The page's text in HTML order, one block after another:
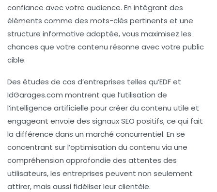
confiance avec votre audience. En intégrant des
éléments comme des mots-clés pertinents et une
structure informative adaptée, vous maximisez les
chances que votre contenu résonne avec votre public
cible.
Des études de cas d’entreprises telles qu’EDF et
IdGarages.com montrent que l’utilisation de
l’intelligence artificielle pour créer du contenu utile et
engageant envoie des signauxSEO positifs, ce qui fait
la différence dans un marché concurrentiel. En se
concentrant surl’optimisation du contenu via une
compréhension approfondie des attentes des
utilisateurs, les entreprises peuvent non seulement
attirer, mais aussi fidéliser leur clientèle.